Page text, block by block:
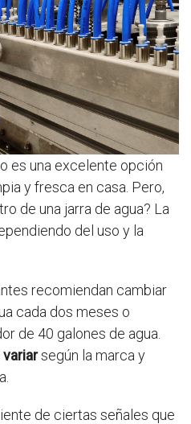
es una excelente opción
y fresca en casa. Pero,
de una jarra de agua? La
del uso y la
recomiendan cambiar
cada dos meses o
de 40 galones de agua.
según la marca y
de ciertas señales que